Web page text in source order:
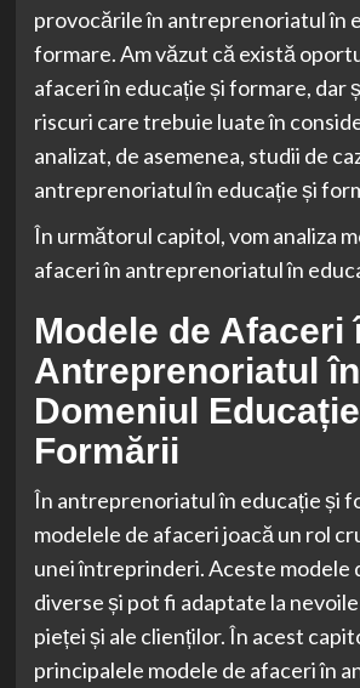
provocările în antreprenoriatul în
formare. Am văzut că există
afaceri în educație și formare, dar
riscuri care trebuie luate în
analizat, de asemenea, studii de
antreprenoriatul în educație și
În următorul capitol, vom analiza
afaceri în antreprenoriatul în
Modele de Afaceri
Antreprenoriatul în
Domeniul
Formării
În antreprenoriatul în educație și
modelele de afaceri joacă un rol
unei întreprinderi. Aceste modele
diverse și pot fi adaptate la
pieței și ale clienților. În acest
principalele modele de afaceri în